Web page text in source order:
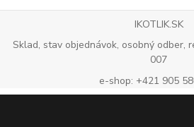
IKOTLIK.SK
Sklad, stav objednávok, osobný odber,
007
e-shop: +421 905